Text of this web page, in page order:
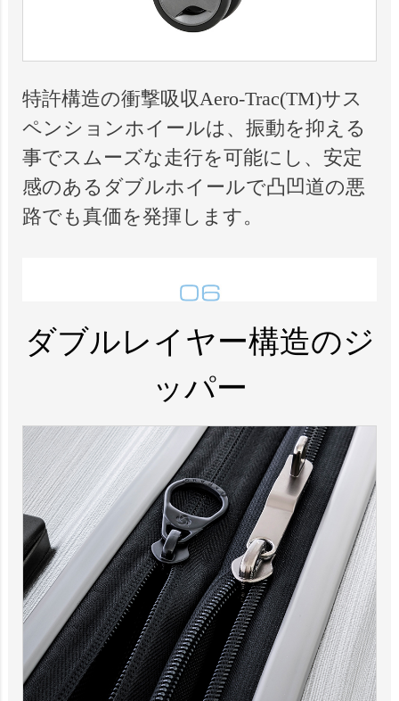
特許構造の衝撃吸収Aero-Trac(TM)サス
ペンションホイールは、振動を抑える
事でスムーズな走行を可能にし、安定
感のあるダブルホイールで凸凹道の悪
路でも真価を発揮します。
ダブルレイヤー構造のジ
ッパー